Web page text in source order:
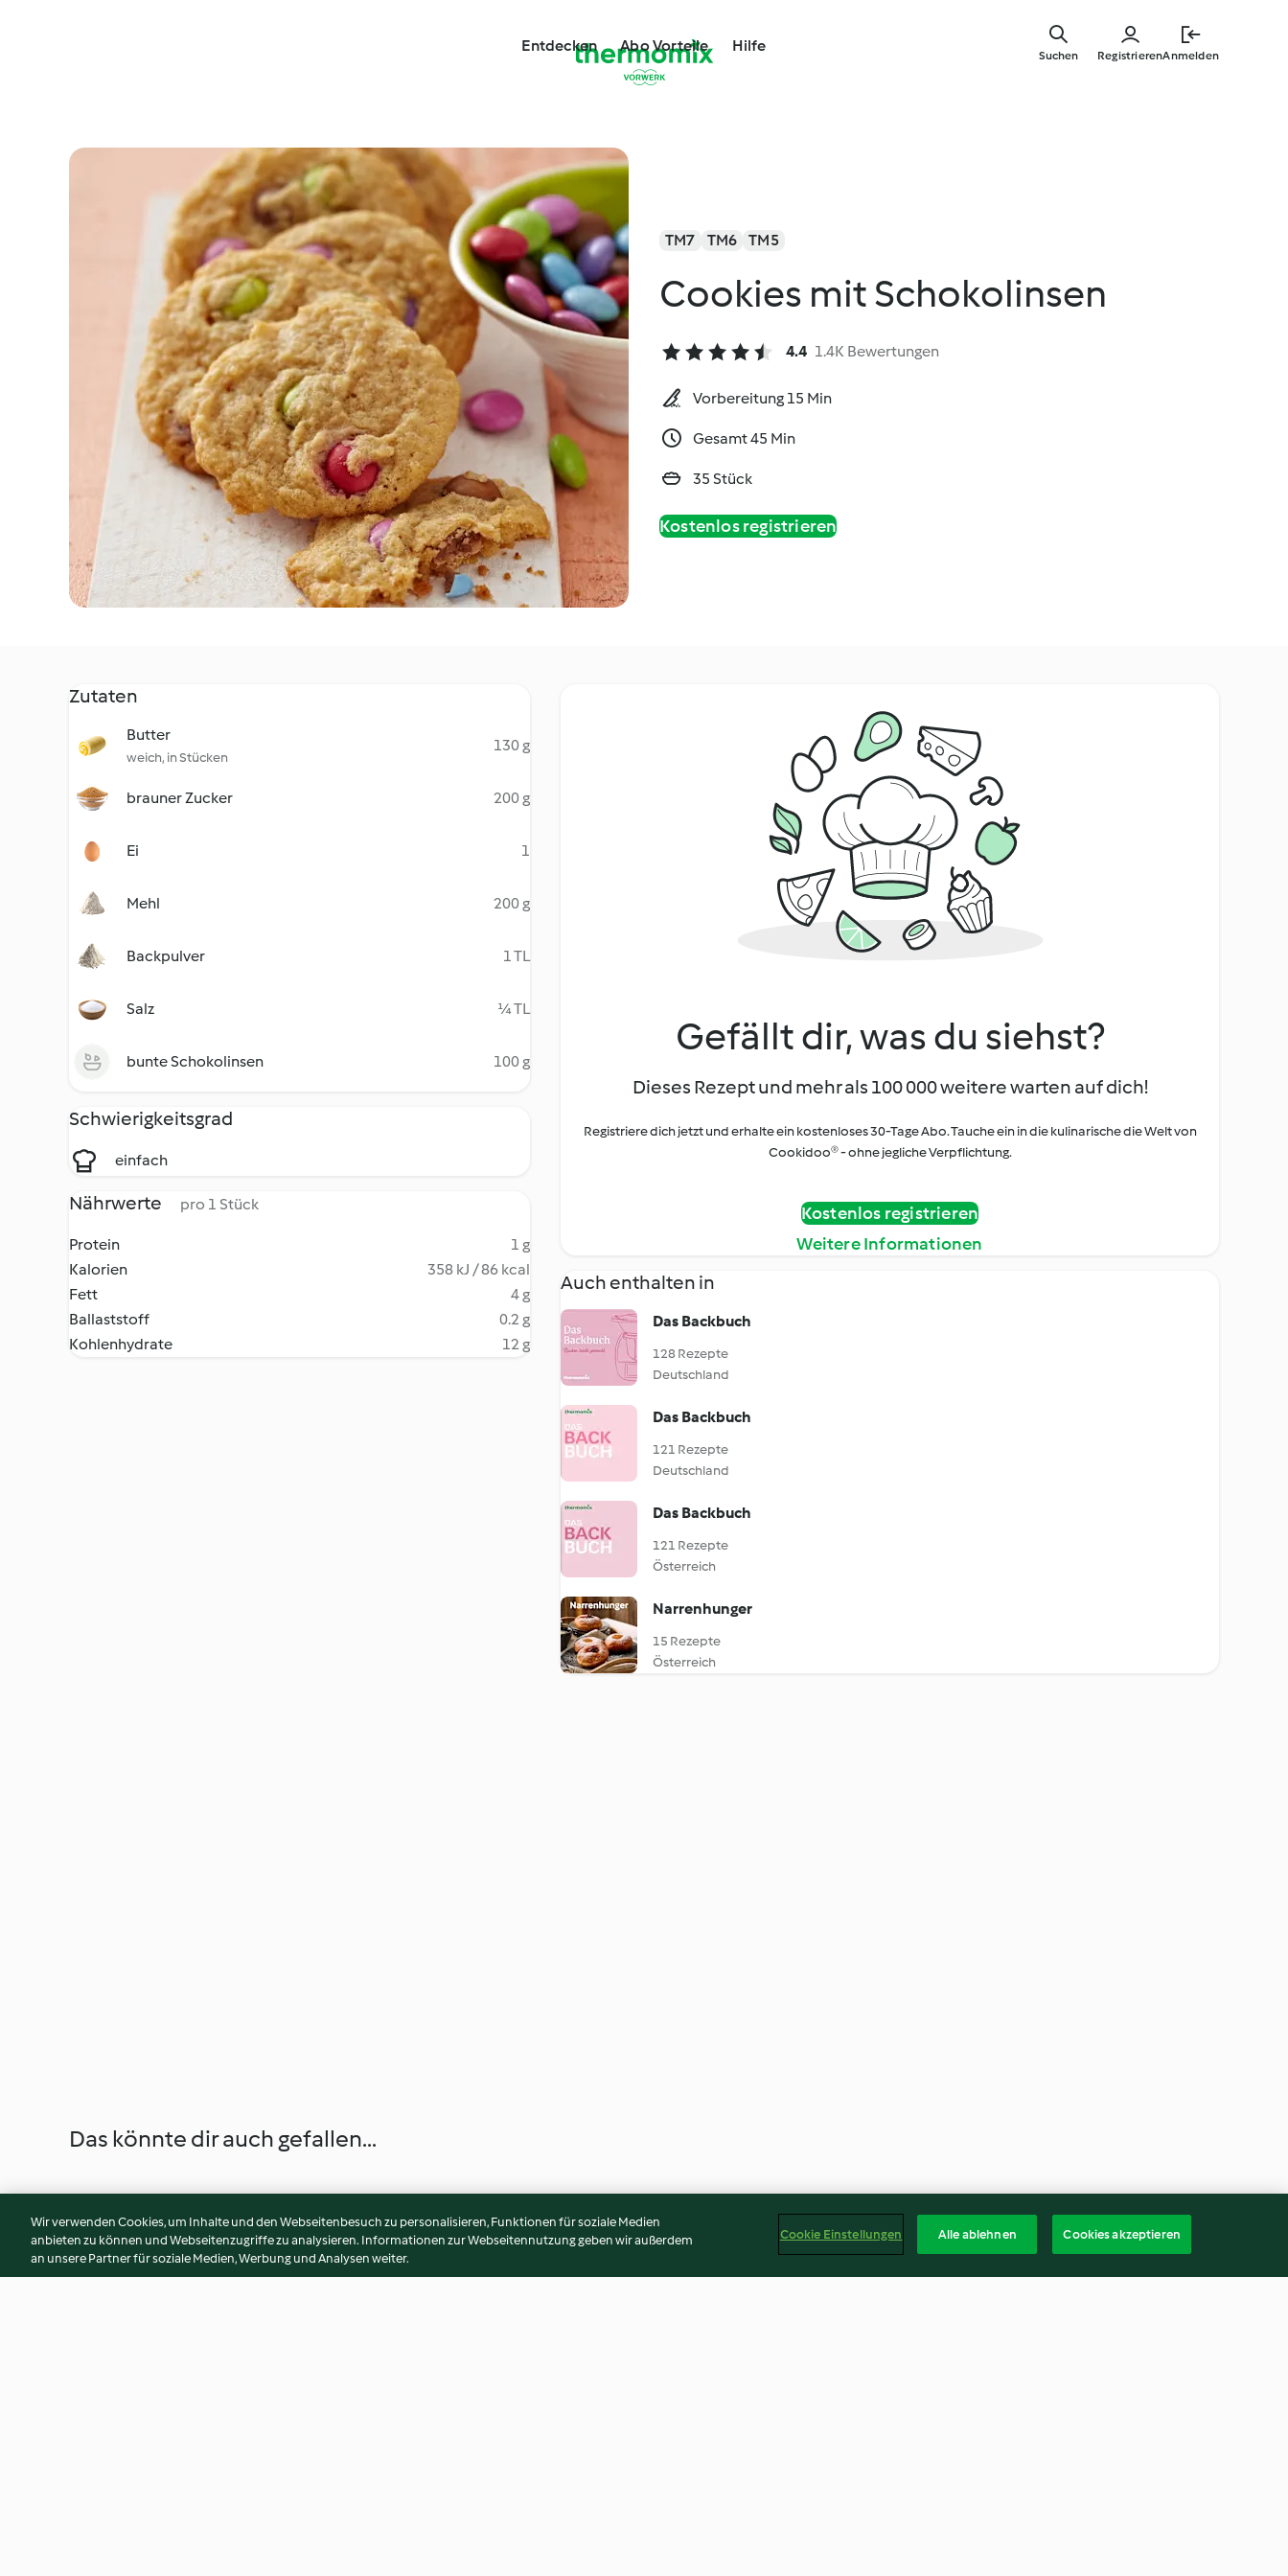
springen
Entdecken Abo Vorteile Hilfe
RegistrierenAnmelden
Suchen
TM7 TM6 TM5
Cookies mit Schokolinsen
4.4 1.4K Bewertungen
Vorbereitung 15 Min
Gesamt 45 Min
35 Stück
Kostenlos registrieren
Zutaten
Butter
weich, in Stücken
130 g
brauner Zucker 200 g
Ei 1
Mehl 200 g
Backpulver 1 TL
Salz ¼ TL
bunte Schokolinsen 100 g
Schwierigkeitsgrad
einfach
Nährwerte pro 1 Stück
Protein
1 g
Kalorien
358 kJ / 86 kcal
Fett
4 g
Ballaststoff
0.2 g
Kohlenhydrate
12 g
Gefällt dir, was du siehst?
Dieses Rezept und mehr als 100 000 weitere warten auf dich!
Registriere dich jetzt und erhalte ein kostenloses 30-Tage Abo. Tauche ein in die kulinarische die Welt von
Cookidoo® - ohne jegliche Verpflichtung.
Kostenlos registrieren
Weitere Informationen
Auch enthalten in
Das Backbuch
128 Rezepte
Deutschland
Das Backbuch
121 Rezepte
Deutschland
Das Backbuch
121 Rezepte
Österreich
Narrenhunger
15 Rezepte
Österreich
Das könnte dir auch gefallen...
Wir verwenden Cookies, um Inhalte und den Webseitenbesuch zu personalisieren, Funktionen für soziale Medien
anbieten zu können und Webseitenzugriffe zu analysieren. Informationen zur Webseitennutzung geben wir außerdem
an unsere Partner für soziale Medien, Werbung und Analysen weiter.
Cookie Einstellungen Alle ablehnen Cookies akzeptieren